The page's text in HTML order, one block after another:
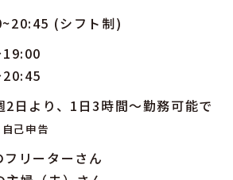
(シフト制)
日より、1日3時間～勤務可能で
己申告
フリーターさん